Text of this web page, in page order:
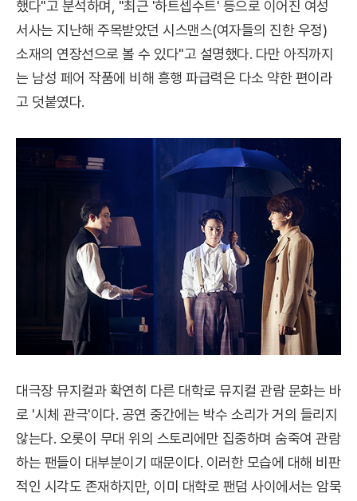
했다"고 분석하며, "최근 '하트셉수트' 등으로 이어진 여성
서사는 지난해 주목받았던 시스맨스(여자들의 진한 우정)
소재의 연장선으로 볼 수 있다"고 설명했다. 다만 아직까지
는 남성 페어 작품에 비해 흥행 파급력은 다소 약한 편이라
고 덧붙였다.
대극장 뮤지컬과 확연히 다른 대학로 뮤지컬 관람 문화는 바
로 '시체 관극'이다. 공연 중간에는 박수 소리가 거의 들리지
않는다. 오롯이 무대 위의 스토리에만 집중하며 숨죽여 관람
하는 팬들이 대부분이기 때문이다. 이러한 모습에 대해 비판
적인 시각도 존재하지만, 이미 대학로 팬덤 사이에서는 암묵